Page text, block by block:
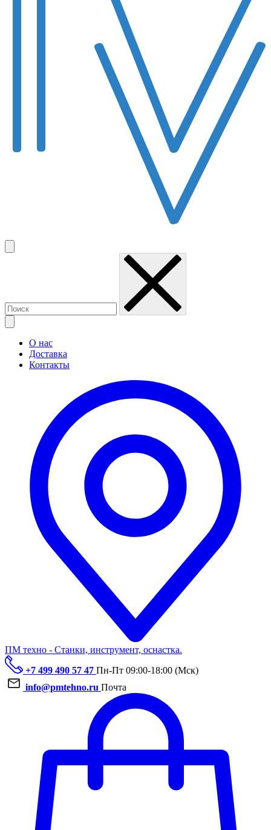
О нас
Доставка
Контакты
ПМ техно - Станки, инструмент, оснастка.
+7 499 490 57 47 Пн-Пт 09:00-18:00 (Мск)
info@pmtehno.ru Почта